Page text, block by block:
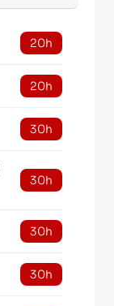
20h
20h
30h
30h
30h
30h